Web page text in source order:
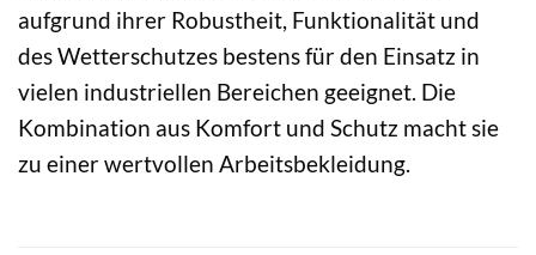
aufgrund ihrer Robustheit, Funktionalität und
des Wetterschutzes bestens für den Einsatz in
vielen industriellen Bereichen geeignet. Die
Kombination aus Komfort und Schutz macht sie
zu einer wertvollen Arbeitsbekleidung.